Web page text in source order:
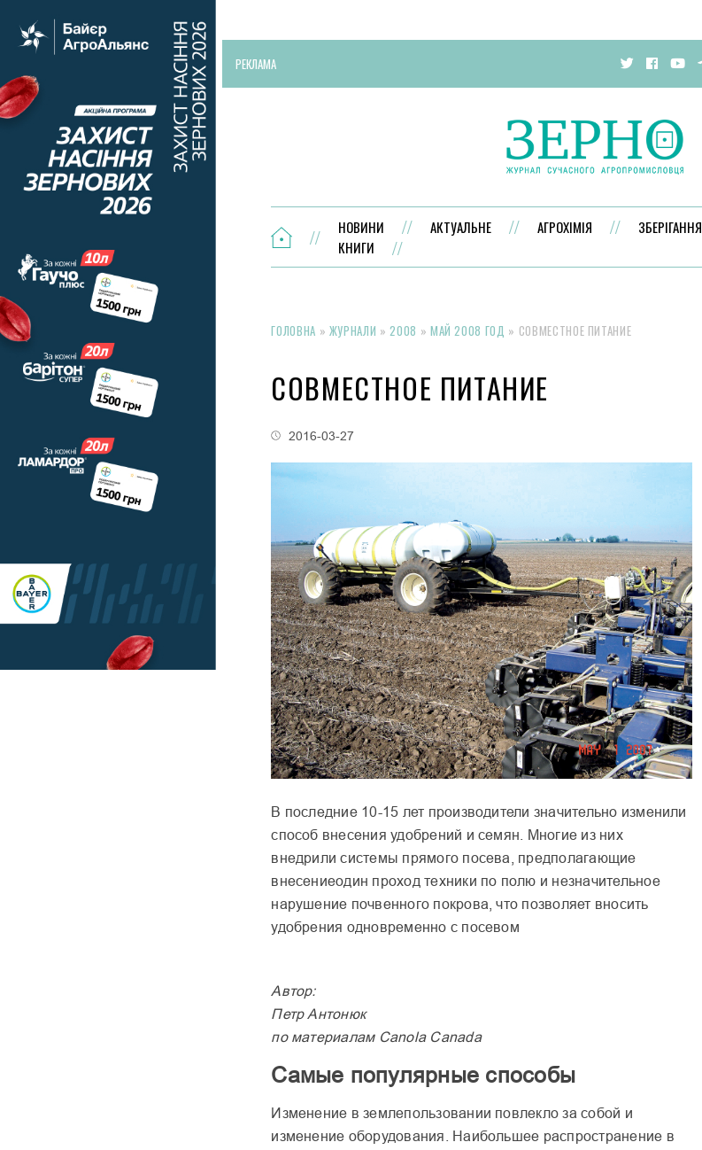
РЕКЛАМА
НОВИНИ АКТУАЛЬНЕ АГРОХІМІЯ ЗБЕРІГАННЯ
КНИГИ
ГОЛОВНА » ЖУРНАЛИ »2008 » МАЙ 2008 ГОД » СОВМЕСТНОЕ ПИТАНИЕ
СОВМЕСТНОЕ ПИТАНИЕ
2016-03-27
В последние 10-15 лет производители значительно изменили
способ внесения удобрений и семян. Многие из них
внедрили системы прямого посева, предполагающие
внесениеодин проход техники по полю и незначительное
нарушение почвенного покрова, что позволяет вносить
удобрения одновременно с посевом
Автор:
Петр Антонюк
по материалам Canola Canada
Самые популярные способы
Изменение в землепользовании повлекло за собой и
изменение оборудования. Наибольшее распространение в